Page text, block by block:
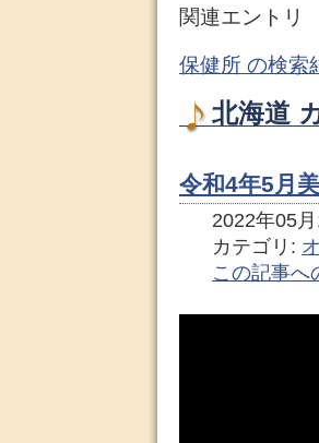
関連エントリ
保健所 の検索
北海道
令和4年5月
2022年05
カテゴリ:
この記事へ